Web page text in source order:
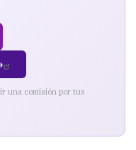
una comisión por tus